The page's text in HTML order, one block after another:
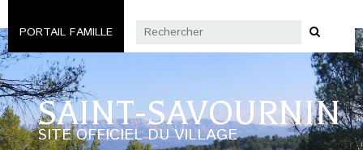
PORTAIL FAMILLE
SAINT-SAVOURNIN
SITE OFFICIEL DU VILLAGE